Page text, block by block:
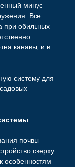
минус —
Все
при обильных
канавы, и в
систему для
почвы
сверху
особенностям